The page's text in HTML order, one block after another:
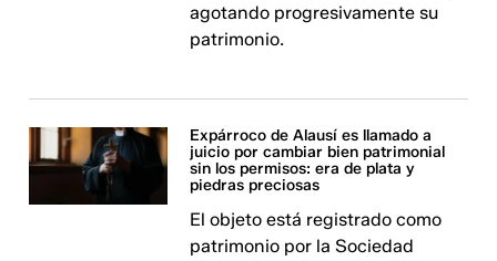
agotando progresivamente su
patrimonio.
Expárroco de Alausí es llamado a
juicio por cambiar bien patrimonial
sin los permisos: era de plata y
piedras preciosas
El objeto está registrado como
patrimonio por la Sociedad